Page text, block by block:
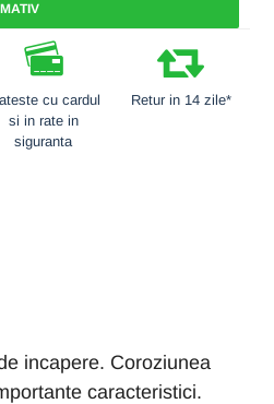
cu cardul
si in rate in
siguranta
Retur in 14 zile*
incapere. Coroziunea
caracteristici.